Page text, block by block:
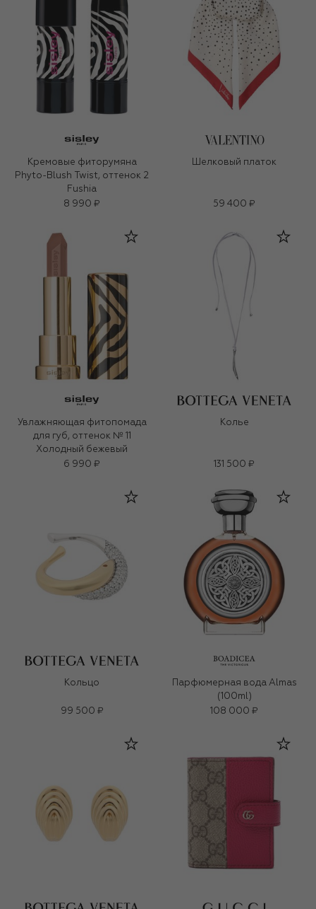
Кремовые фиторумяна
Phyto-Blush Twist, оттенок 2
Fushia
8 990 ₽
Шелковый платок
59 400 ₽
Увлажняющая фитопомада
для губ, оттенок № 11
Холодный бежевый
6 990 ₽
Колье
131 500 ₽
Кольцо
99 500 ₽
Парфюмерная вода Almas
(100ml)
108 000 ₽